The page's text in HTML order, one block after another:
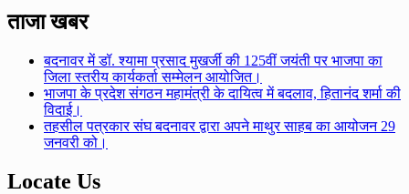
ताजा खबर
बदनावर में डॉ. श्यामा प्रसाद मुखर्जी की 125वीं जयंती पर भाजपा का
जिला स्तरीय कार्यकर्ता सम्मेलन आयोजित।
भाजपा के प्रदेश संगठन महामंत्री के दायित्व में बदलाव, हितानंद शर्मा की
विदाई।
तहसील पत्रकार संघ बदनावर द्वारा अपने माथुर साहब का आयोजन 29
जनवरी को।
Locate Us